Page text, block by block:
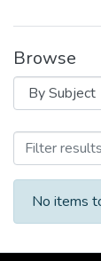
Browse
No items